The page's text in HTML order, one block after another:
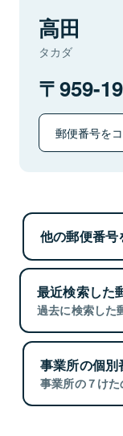
高田
タカダ
959-
郵便番号を
他の郵便番号
最近検索した
過去に検索した
事業所の個別
事業所の７けた